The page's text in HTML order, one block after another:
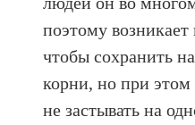
поэтому возникает
чтобы сохранить
корни, но при этом
не застывать на